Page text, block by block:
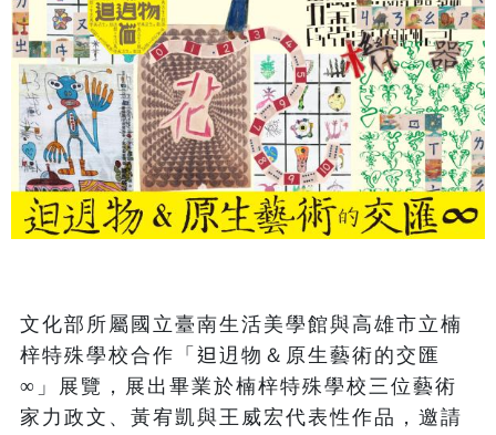
文化部所屬國立臺南生活美學館與高雄市立楠
梓特殊學校合作「𨑨迌物＆原生藝術的交匯
∞」展覽，展出畢業於楠梓特殊學校三位藝術
家力政文、黃宥凱與王威宏代表性作品，邀請